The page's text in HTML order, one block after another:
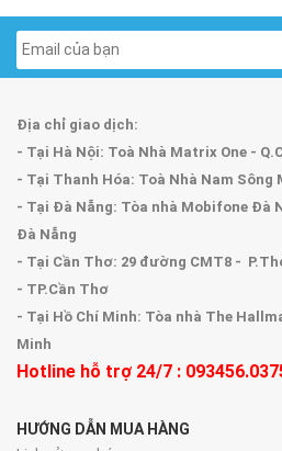
Địa chỉ giao dịch:
- Tại Hà Nội: Toà Nhà Matrix One -
- Tại Thanh Hóa: Toà Nhà Nam Sông
- Tại Đà Nẵng: Tòa nhà Mobifone Đà
Đà Nẵng
- Tại Cần Thơ: 29 đường CMT8 -
- TP.Cần Thơ
- Tại Hồ Chí Minh: Tòa nhà The
Minh
Hotline hỗ trợ 24/7 :
HƯỚNG DẪN MUA HÀNG